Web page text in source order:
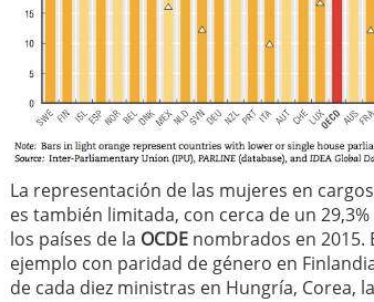
La representación de las mujeres en
es también limitada, con cerca de un
los países de la OCDE nombrados en 2015.
ejemplo con paridad de género en
de cada diez ministras en Hungría, Corea,